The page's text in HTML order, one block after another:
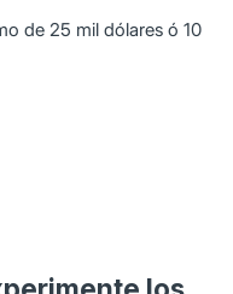
de 25 mil dólares ó 10